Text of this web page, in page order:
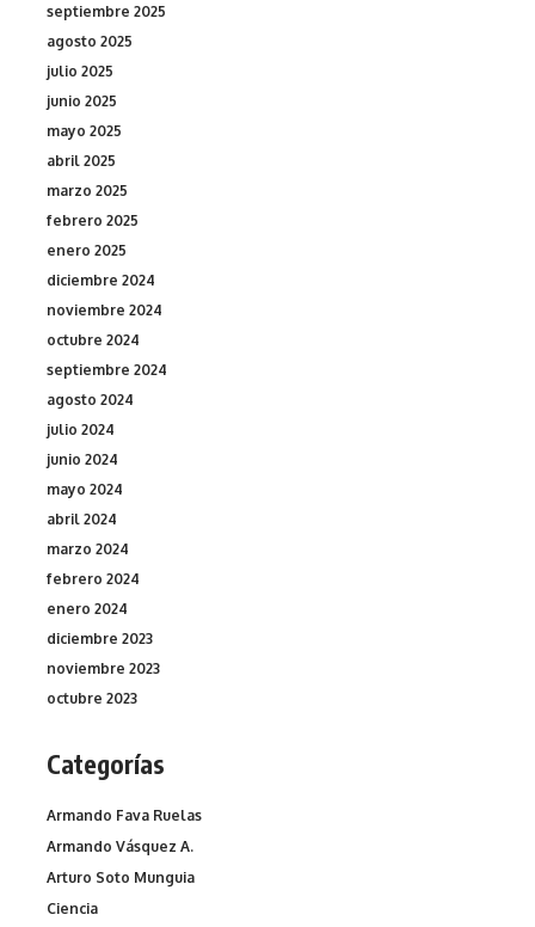
septiembre 2025
agosto 2025
julio 2025
junio 2025
mayo 2025
abril 2025
marzo 2025
febrero 2025
enero 2025
diciembre 2024
noviembre 2024
octubre 2024
septiembre 2024
agosto 2024
julio 2024
junio 2024
mayo 2024
abril 2024
marzo 2024
febrero 2024
enero 2024
diciembre 2023
noviembre 2023
octubre 2023
Categorías
Armando Fava Ruelas
Armando Vásquez A.
Arturo Soto Munguia
Ciencia